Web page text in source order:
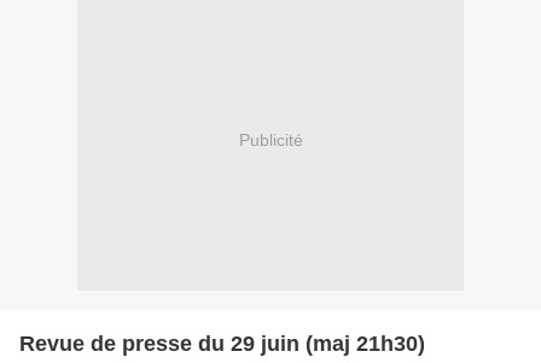
Publicité
Revue de presse du 29 juin (maj 21h30)